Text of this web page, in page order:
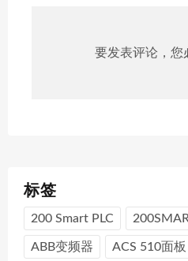
要发表评论，您
标签
200 Smart PLC
ABB变频器 ACS 510面板